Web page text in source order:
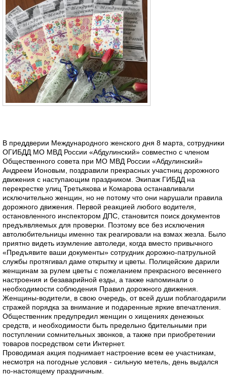
В преддверии Международного женского дня 8 марта, сотрудники
ОГИБДД МО МВД России «Абдулинский» совместно с членом
Общественного совета при МО МВД России «Абдулинский»
Андреем Ионовым, поздравили прекрасных участниц дорожного
движения с наступающим праздником. Экипаж ГИБДД на
перекрестке улиц Третьякова и Комарова останавливали
исключительно женщин, но не потому что они нарушали правила
дорожного движения. Первой реакцией любого водителя,
остановленного инспектором ДПС, становится поиск документов
предъявляемых для проверки. Поэтому все без исключения
автолюбительницы именно так реагировали на взмах жезла. Было
приятно видеть изумление автоледи, когда вместо привычного
«Предъявите ваши документы» сотрудник дорожно-патрульной
службы протягивал даме открытку и цветы. Полицейские дарили
женщинам за рулем цветы с пожеланием прекрасного весеннего
настроения и безаварийной езды, а также напоминали о
необходимости соблюдения Правил дорожного движения.
Женщины-водители, в свою очередь, от всей души поблагодарили
стражей порядка за внимание и подаренные яркие впечатления.
Общественник предупредил женщин о хищениях денежных
средств, и необходимости быть предельно бдительными при
поступлении сомнительных звонков, а также при приобретении
товаров посредством сети Интернет.
Проводимая акция поднимает настроение всем ее участникам,
несмотря на погодные условия - сильную метель, день выдался
по-настоящему праздничным.